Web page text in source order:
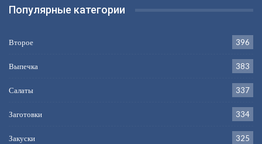
Популярные категории
Второе 396
Выпечка 383
Салаты 337
Заготовки 334
Закуски 325